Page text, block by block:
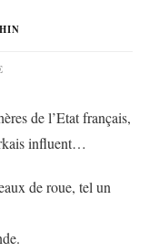
SUR
ÇA
DE
LACHAUD…
de l’Etat français,
influent…
de roue, tel un